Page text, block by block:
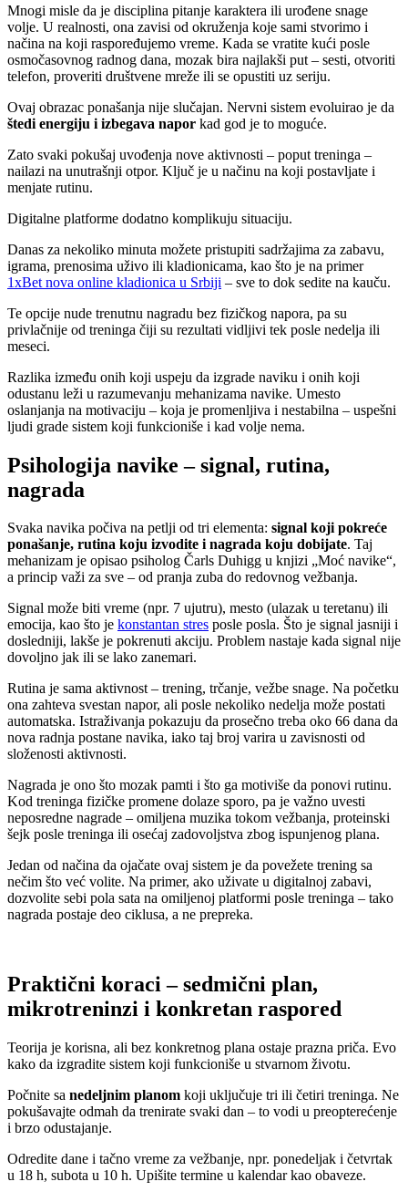
Mnogi misle da je disciplina pitanje karaktera ili urođene snage
volje. U realnosti, ona zavisi od okruženja koje sami stvorimo i
načina na koji raspoređujemo vreme. Kada se vratite kući posle
osmočasovnog radnog dana, mozak bira najlakši put – sesti, otvoriti
telefon, proveriti društvene mreže ili se opustiti uz seriju.
Ovaj obrazac ponašanja nije slučajan. Nervni sistem evoluirao je da
štedi energiju i izbegava napor kad god je to moguće.
Zato svaki pokušaj uvođenja nove aktivnosti – poput treninga –
nailazi na unutrašnji otpor. Ključ je u načinu na koji postavljate i
menjate rutinu.
Digitalne platforme dodatno komplikuju situaciju.
Danas za nekoliko minuta možete pristupiti sadržajima za zabavu,
igrama, prenosima uživo ili kladionicama, kao što je na primer
1xBet nova online kladionica u Srbiji – sve to dok sedite na kauču.
Te opcije nude trenutnu nagradu bez fizičkog napora, pa su
privlačnije od treninga čiji su rezultati vidljivi tek posle nedelja ili
meseci.
Razlika između onih koji uspeju da izgrade naviku i onih koji
odustanu leži u razumevanju mehanizama navike. Umesto
oslanjanja na motivaciju – koja je promenljiva i nestabilna – uspešni
ljudi grade sistem koji funkcioniše i kad volje nema.
Psihologija navike – signal, rutina,
nagrada
Svaka navika počiva na petlji od tri elementa: signal koji pokreće
ponašanje, rutina koju izvodite i nagrada koju dobijate. Taj
mehanizam je opisao psiholog Čarls Duhigg u knjizi „Moć navike“,
a princip važi za sve – od pranja zuba do redovnog vežbanja.
Signal može biti vreme (npr. 7 ujutru), mesto (ulazak u teretanu) ili
emocija, kao što je konstantan stres posle posla. Što je signal jasniji i
dosledniji, lakše je pokrenuti akciju. Problem nastaje kada signal nije
dovoljno jak ili se lako zanemari.
Rutina je sama aktivnost – trening, trčanje, vežbe snage. Na početku
ona zahteva svestan napor, ali posle nekoliko nedelja može postati
automatska. Istraživanja pokazuju da prosečno treba oko 66 dana da
nova radnja postane navika, iako taj broj varira u zavisnosti od
složenosti aktivnosti.
Nagrada je ono što mozak pamti i što ga motiviše da ponovi rutinu.
Kod treninga fizičke promene dolaze sporo, pa je važno uvesti
neposredne nagrade – omiljena muzika tokom vežbanja, proteinski
šejk posle treninga ili osećaj zadovoljstva zbog ispunjenog plana.
Jedan od načina da ojačate ovaj sistem je da povežete trening sa
nečim što već volite. Na primer, ako uživate u digitalnoj zabavi,
dozvolite sebi pola sata na omiljenoj platformi posle treninga – tako
nagrada postaje deo ciklusa, a ne prepreka.
Praktični koraci – sedmični plan,
mikrotreninzi i konkretan raspored
Teorija je korisna, ali bez konkretnog plana ostaje prazna priča. Evo
kako da izgradite sistem koji funkcioniše u stvarnom životu.
Počnite sa nedeljnim planom koji uključuje tri ili četiri treninga. Ne
pokušavajte odmah da trenirate svaki dan – to vodi u preopterećenje
i brzo odustajanje.
Odredite dane i tačno vreme za vežbanje, npr. ponedeljak i četvrtak
u 18 h, subota u 10 h. Upišite termine u kalendar kao obaveze.